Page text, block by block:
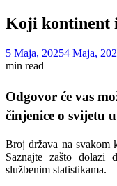
Koji kontinent
5 Maja, 20254 Maja,
min read
Odgovor će vas
činjenice o svijetu
Broj država na svakom
Saznajte zašto
službenim statistikama.